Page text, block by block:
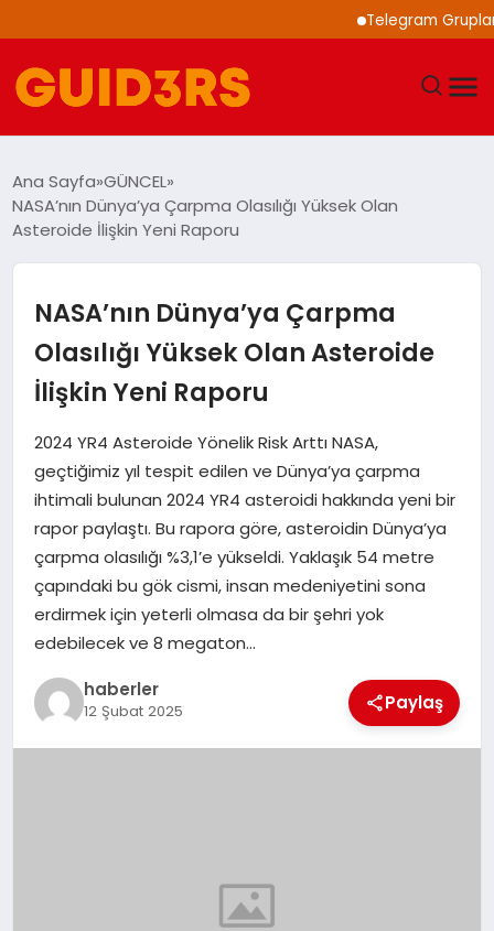
Telegram Grupları
YAŞAM
SAĞLIK
EKONOMI
MAGAZIN
EĞITIM
Ana Sayfa GÜNCEL
NASA’nın Dünya’ya Çarpma Olasılığı Yüksek Olan
Asteroide İlişkin Yeni Raporu
NASA’nın Dünya’ya Çarpma
Olasılığı Yüksek Olan Asteroide
İlişkin Yeni Raporu
2024 YR4 Asteroide Yönelik Risk Arttı NASA,
geçtiğimiz yıl tespit edilen ve Dünya’ya çarpma
ihtimali bulunan 2024 YR4 asteroidi hakkında yeni bir
rapor paylaştı. Bu rapora göre, asteroidin Dünya’ya
çarpma olasılığı %3,1’e yükseldi. Yaklaşık 54 metre
çapındaki bu gök cismi, insan medeniyetini sona
erdirmek için yeterli olmasa da bir şehri yok
edebilecek ve 8 megaton…
haberler
12 Şubat 2025 Paylaş